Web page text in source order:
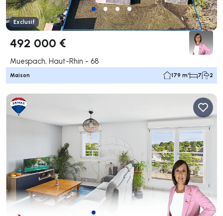
Exclusif
492 000 €
Muespach, Haut-Rhin - 68
Maison 179 m² 7 2